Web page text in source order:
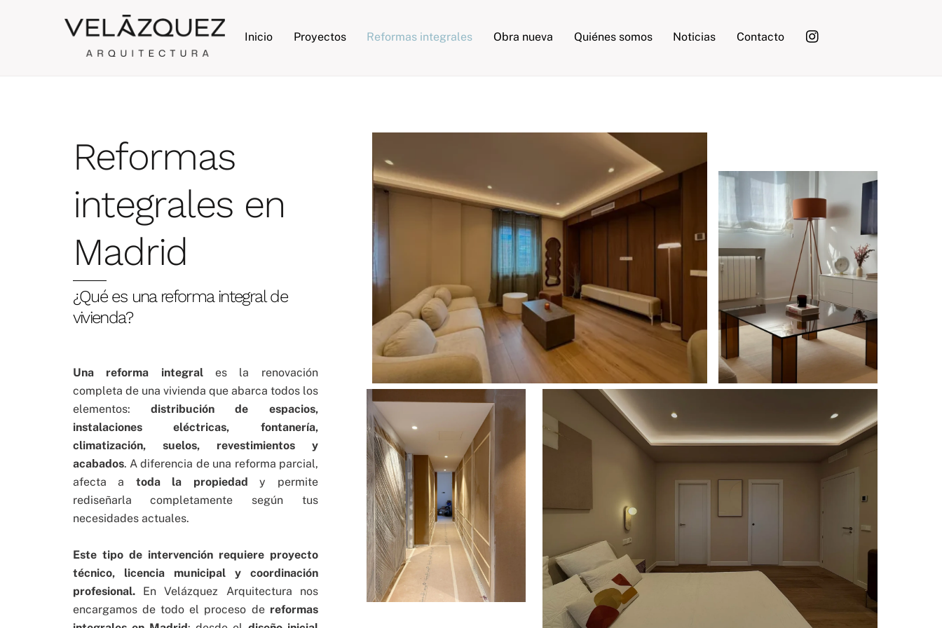
Inicio Proyectos Reformas integrales Obra nueva Quiénes somos Noticias Contacto
Reformas
integrales en
Madrid
¿Qué es una reforma integral de
vivienda?
Una reforma integrales la renovación
completa de una vivienda que abarca todos los
elementos:distribución de espacios,
instalaciones eléctricas, fontanería,
climatización, suelos, revestimientos y
acabados. A diferencia de una reforma parcial,
afecta a toda la propiedad y permite
rediseñarla completamente según tus
necesidades actuales.
Este tipo de intervención requiere proyecto
técnico, licencia municipal y coordinación
profesional.En Velázquez Arquitectura nos
encargamos de todo el proceso de reformas